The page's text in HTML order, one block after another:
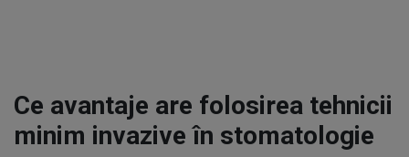
Ce avantaje are folosirea tehnicii
minim invazive în stomatologie